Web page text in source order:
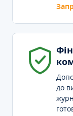
до